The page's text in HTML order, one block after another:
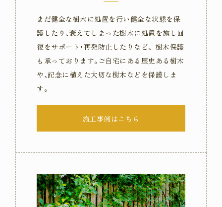
まだ健全な樹木に処置を行い健全な状態を保
護したり､衰えてしまった樹木に処置を施し回
復をサポート･再発防止したりなど、樹木保護
も承っております｡ご自宅にある歴史ある樹木
や､記念に植えた大切な樹木などを保護しま
す｡
施工事例はこちら